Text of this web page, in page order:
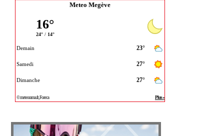
Meteo Megève